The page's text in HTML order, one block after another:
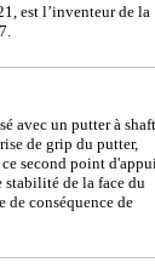
est l’inventeur de la
avec un putter à shaft
de grip du putter,
second point
stabilité de la face du
de conséquence de